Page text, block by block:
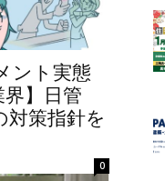
ント実態
】日管
策指針を
0